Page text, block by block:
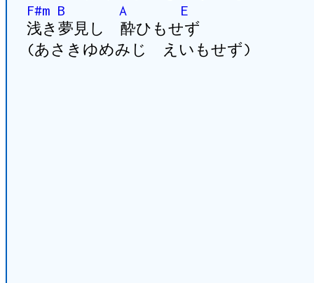
F#m B A
E
浅き夢見し 酔ひもせず
(あさきゆめみじ えいもせず)